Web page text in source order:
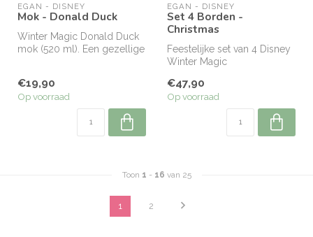
EGAN - DISNEY
Mok - Donald Duck
Winter Magic Donald Duck
mok (520 ml). Een gezellige
€19,90
Op voorraad
EGAN - DISNEY
Set 4 Borden -
Christmas
Feestelijke set van 4 Disney
Winter Magic
Perfect voor koe...
€47,90
Op voorraad
Toon 1 - 16 van 25
1 2